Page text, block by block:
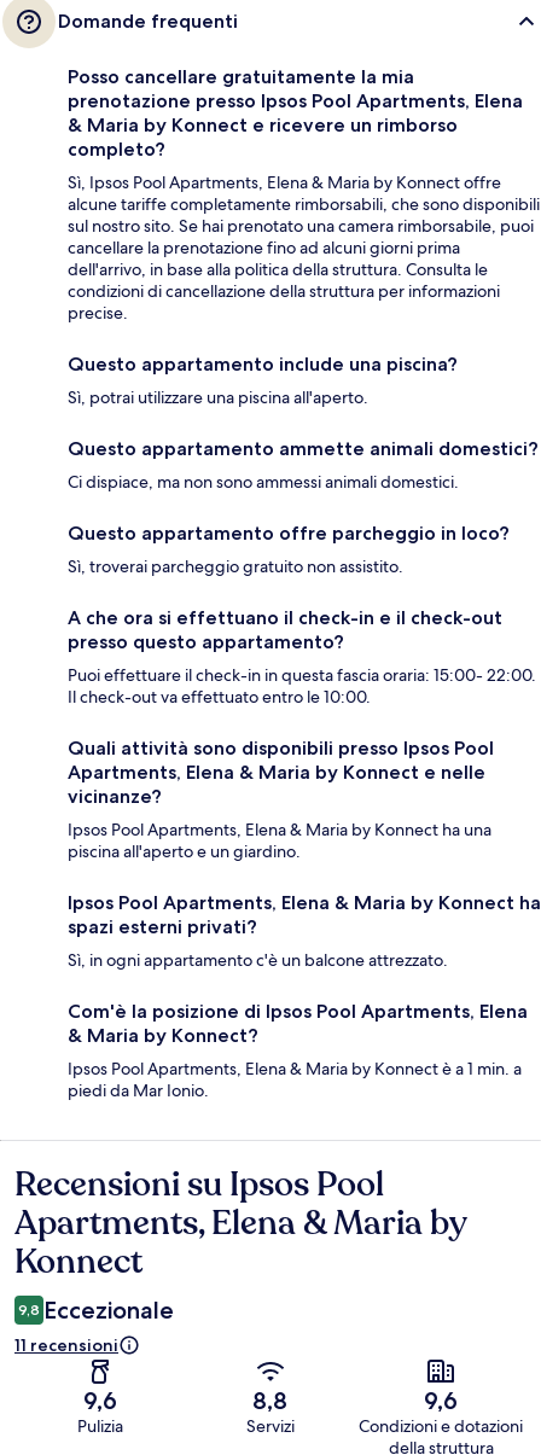
Domande frequenti
Posso cancellare gratuitamente la mia
prenotazione presso Ipsos Pool Apartments, Elena
& Maria by Konnect e ricevere un rimborso
completo?
Sì, Ipsos Pool Apartments, Elena & Maria by Konnect offre
alcune tariffe completamente rimborsabili, che sono disponibili
sul nostro sito. Se hai prenotato una camera rimborsabile, puoi
cancellare la prenotazione fino ad alcuni giorni prima
dell'arrivo, in base alla politica della struttura. Consulta le
condizioni di cancellazione della struttura per informazioni
precise.
Questo appartamento include una piscina?
Sì, potrai utilizzare una piscina all'aperto.
Questo appartamento ammette animali domestici?
Ci dispiace, ma non sono ammessi animali domestici.
Questo appartamento offre parcheggio in loco?
Sì, troverai parcheggio gratuito non assistito.
A che ora si effettuano il check-in e il check-out
presso questo appartamento?
Puoi effettuare il check-in in questa fascia oraria: 15:00- 22:00.
Il check-out va effettuato entro le 10:00.
Quali attività sono disponibili presso Ipsos Pool
Apartments, Elena & Maria by Konnect e nelle
vicinanze?
Ipsos Pool Apartments, Elena & Maria by Konnect ha una
piscina all'aperto e un giardino.
Ipsos Pool Apartments, Elena & Maria by Konnect ha
spazi esterni privati?
Sì, in ogni appartamento c'è un balcone attrezzato.
Com'è la posizione di Ipsos Pool Apartments, Elena
& Maria by Konnect?
Ipsos Pool Apartments, Elena & Maria by Konnect è a 1 min. a
piedi da Mar Ionio.
Recensioni
Recensioni su Ipsos Pool
Apartments, Elena & Maria by
Konnect
9,8 Eccezionale
11 recensioni
9,6
Pulizia
8,8
Servizi
9,6
Condizioni e dotazioni
della struttura